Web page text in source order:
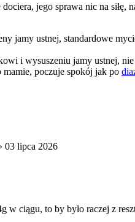
jego sprawa nic na
jamy ustnej, standardowe
i wysuszeniu jamy ustnej,
poczuje spokój jak po
03 lipca 2026
w ciągu, to by było raczej z